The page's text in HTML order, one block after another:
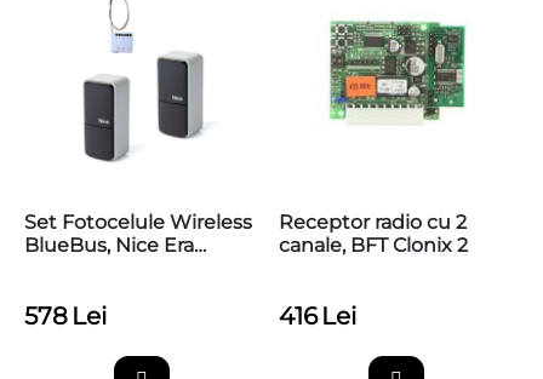
Set Fotocelule Wireless
BlueBus, Nice Era
578 Lei
Receptor radio cu 2
canale, BFT Clonix 2
416 Lei